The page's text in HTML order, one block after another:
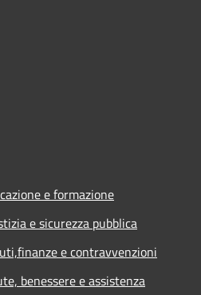
e formazione
e sicurezza pubblica
e contravvenzioni
benessere e assistenza